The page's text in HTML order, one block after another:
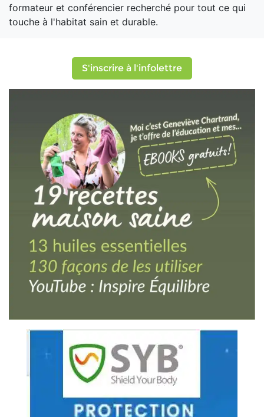
formateur et conférencier recherché pour tout ce qui
touche à l'habitat sain et durable.
S'inscrire à l'infolettre